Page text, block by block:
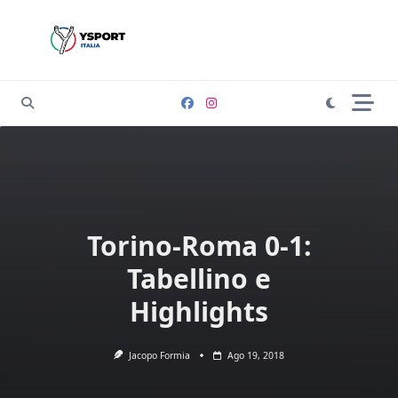
Torino-Roma 0-1:
Tabellino e
Highlights
Jacopo Formia Ago 19, 2018